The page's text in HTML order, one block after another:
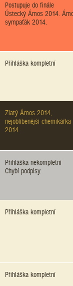
Postupuje do finále
Ústecký Ámos 2014.
sympaťák 2014.
Přihláška kompletní
Zlatý Ámos 2014,
nejoblíbenější chemikářka
2014.
Přihláška nekompletní
Chybí podpisy.
Přihláška kompletní
Přihláška kompletní